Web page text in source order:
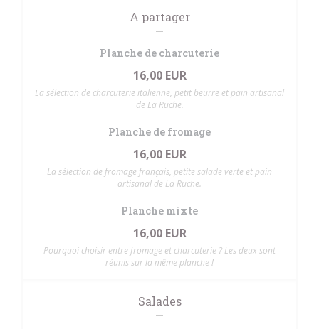
A partager
Planche de charcuterie
16,00 EUR
La sélection de charcuterie italienne, petit beurre et pain artisanal
de La Ruche.
Planche de fromage
16,00 EUR
La sélection de fromage français, petite salade verte et pain
artisanal de La Ruche.
Planche mixte
16,00 EUR
Pourquoi choisir entre fromage et charcuterie ? Les deux sont
réunis sur la même planche !
Salades